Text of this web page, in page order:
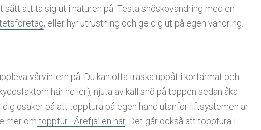
sätt att ta sig ut i naturen på: Testa snöskovandring med en
, eller hyr utrustning och ge dig ut på egen vandring.
vårvintern på. Du kan ofta traska uppåt i kortärmat och
här heller), njuta av kall snö på toppen sedan åka
dig osäker på att topptura på egen hand utanför liftsystemen är
mer om topptur i Årefjällen här. Det går också att topptura i